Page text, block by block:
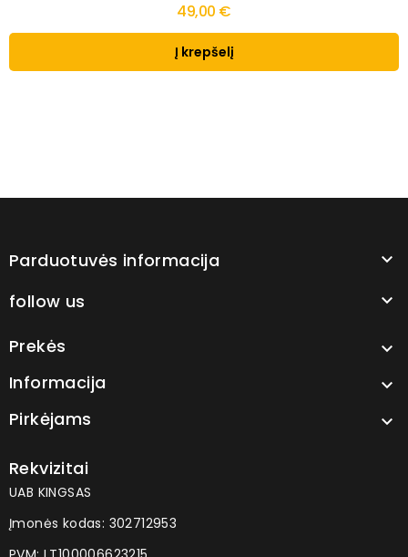
49,00 €
Į krepšelį
Parduotuvės informacija 
follow us 
Prekės 
Informacija 
Pirkėjams 
Rekvizitai
UAB KINGSAS
Įmonės kodas: 302712953